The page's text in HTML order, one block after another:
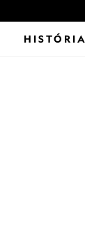
HISTÓRIA